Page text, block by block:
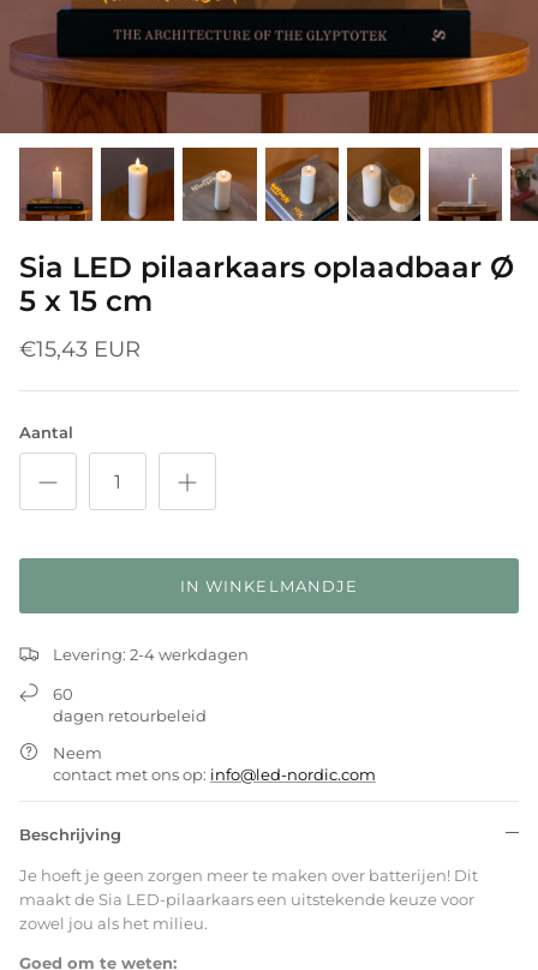
Sia LED pilaarkaars oplaadbaar Ø
5 x 15 cm
€15,43 EUR
Aantal
IN WINKELMANDJE
Levering: 2-4 werkdagen
60
dagen retourbeleid
Neem
contact met ons op: info@led-nordic.com
Beschrijving
Je hoeft je geen zorgen meer te maken over batterijen! Dit
maakt de Sia LED-pilaarkaars een uitstekende keuze voor
zowel jou als het milieu.
Goed om te weten: